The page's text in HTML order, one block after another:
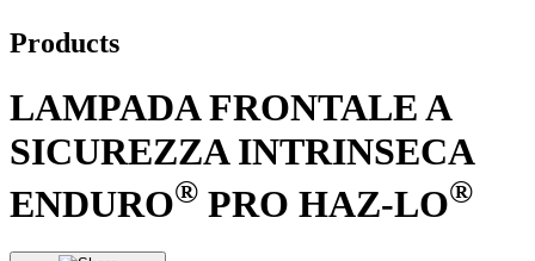
Products
LAMPADA FRONTALE A
SICUREZZA INTRINSECA
ENDURO® PRO HAZ-LO®